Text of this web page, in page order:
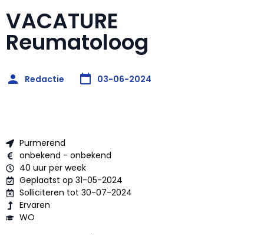
VACATURE
Reumatoloog
Redactie 03-06-2024
Purmerend
onbekend - onbekend
40 uur per week
Geplaatst op 31-05-2024
Solliciteren tot 30-07-2024
Ervaren
WO